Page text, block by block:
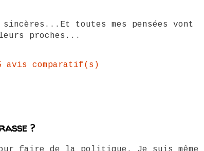
toutes mes pensées vont
proches...
avis comparatif(s)
?